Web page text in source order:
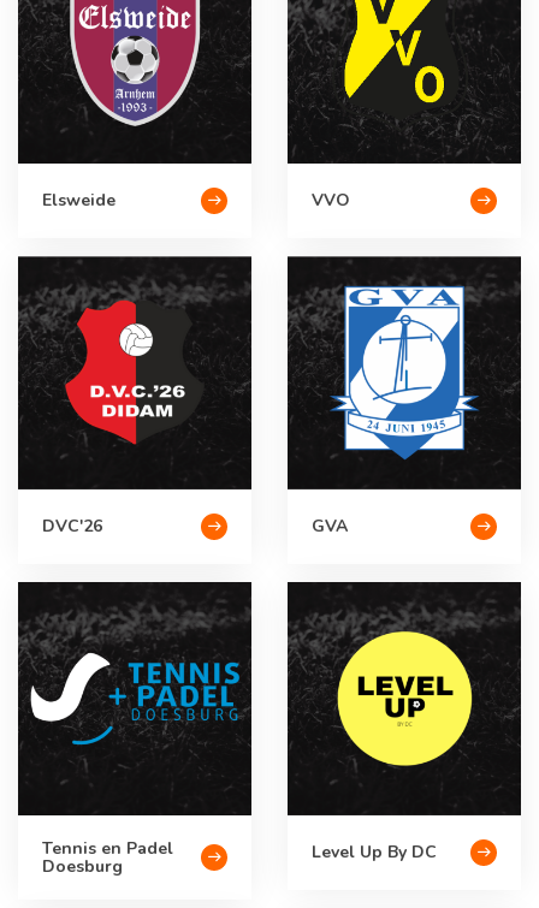
Elsweide VVO
DVC'26 GVA
Tennis en Padel
Doesburg
Level Up By DC